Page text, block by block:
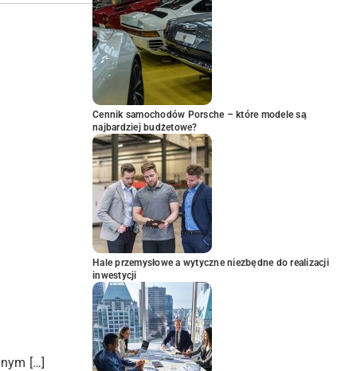
[…]
Cennik samochodów Porsche – które modele są
najbardziej budżetowe?
Hale przemysłowe a wytyczne niezbędne do realizacji
inwestycji